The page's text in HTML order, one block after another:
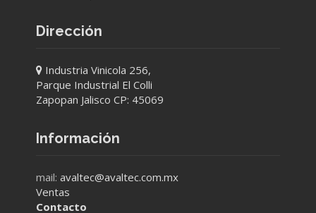
Dirección
Industria Vinicola 256,
Parque Industrial El Colli
Zapopan Jalisco CP: 45069
Información
mail: avaltec@avaltec.com.mx
Ventas
Contacto